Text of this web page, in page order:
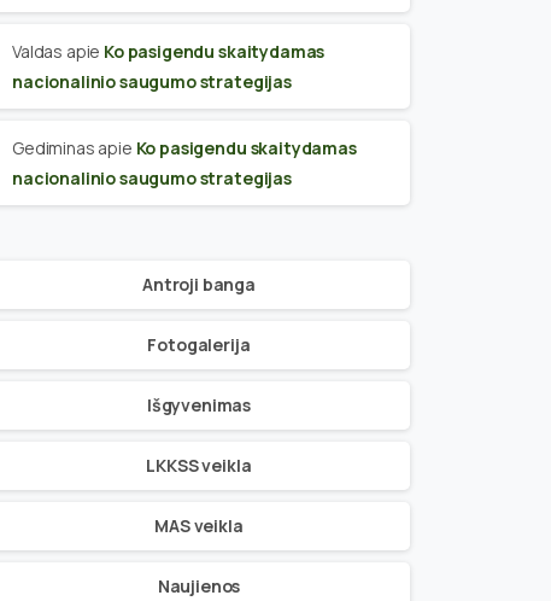
Valdas apie Ko pasigendu skaitydamas
nacionalinio saugumo strategijas
Gediminas apie Ko pasigendu skaitydamas
nacionalinio saugumo strategijas
Antroji banga
Fotogalerija
Išgyvenimas
LKKSS veikla
MAS veikla
Naujienos